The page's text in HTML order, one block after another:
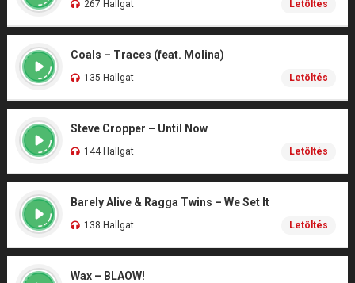
267 Hallgat Letöltés
Coals – Traces (feat. Molina)
135 Hallgat Letöltés
Steve Cropper – Until Now
144 Hallgat Letöltés
Barely Alive & Ragga Twins – We Set It
138 Hallgat Letöltés
Wax – BLAOW!